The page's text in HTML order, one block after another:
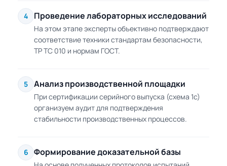
4 Проведение лабораторных исследований
На этом этапе эксперты объективно подтверждают
соответствие техники стандартам безопасности,
ТР ТС 010 и нормам ГОСТ.
5 Анализ производственной площадки
При сертификации серийного выпуска (схема 1с)
организуем аудит для подтверждения
стабильности производственных процессов.
6 Формирование доказательной базы